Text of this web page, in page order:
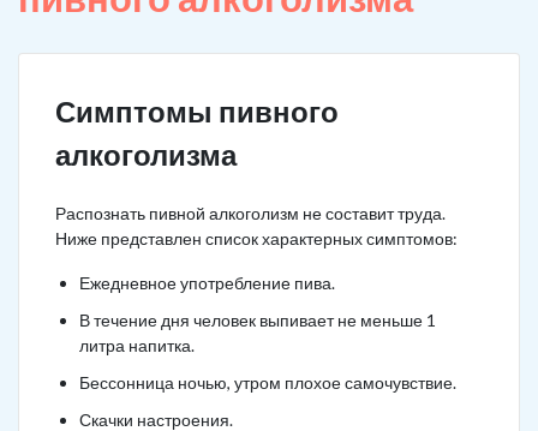
Симптомы пивного
алкоголизма
Распознать пивной алкоголизм не составит труда.
Ниже представлен список характерных симптомов:
Ежедневное употребление пива.
В течение дня человек выпивает не меньше 1
литра напитка.
Бессонница ночью, утром плохое самочувствие.
Скачки настроения.